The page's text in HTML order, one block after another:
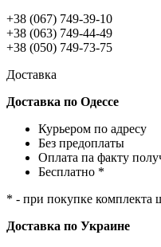
+38 (067) 749-39-10
+38 (063) 749-44-49
+38 (050) 749-73-75
Доставка
Доставка по Одессе
Курьером по адресу
Без предоплаты
Оплата па факту
Бесплатно *
* - при покупке комплекта
Доставка по Украине